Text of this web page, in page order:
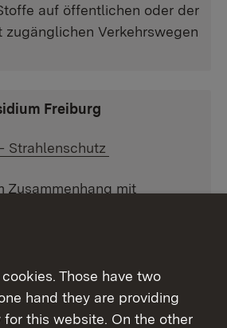
auf öffentlichen oder der
Verkehrswegen
Freiburg
Strahlenschutz
Zusammenhang mit
(dies gilt nicht für
und Verwertung von
der Überwachung von
Those have two
hand they are providing
this website. On the other